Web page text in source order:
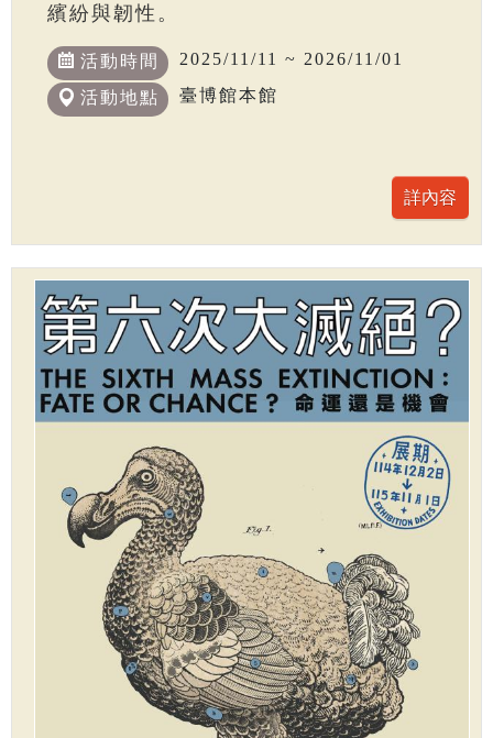
繽紛與韌性。
活動時間 2025/11/11 ~ 2026/11/01
活動地點 臺博館本館